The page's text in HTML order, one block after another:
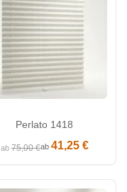
Perlato 1418
ab75,00 €ab 41,25 €